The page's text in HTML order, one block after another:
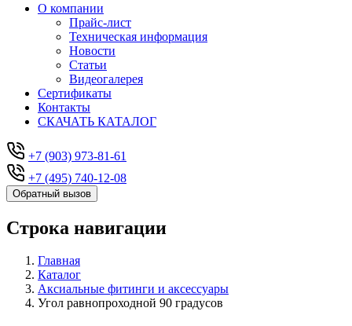
О компании
Прайс-лист
Техническая информация
Новости
Статьи
Видеогалерея
Сертификаты
Контакты
СКАЧАТЬ КАТАЛОГ
+7 (903) 973-81-61
+7 (495) 740-12-08
Обратный вызов
Строка навигации
Главная
Каталог
Аксиальные фитинги и аксессуары
Угол равнопроходной 90 градусов